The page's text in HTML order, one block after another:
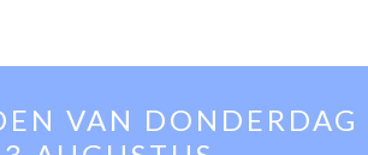
VAN DONDERDAG